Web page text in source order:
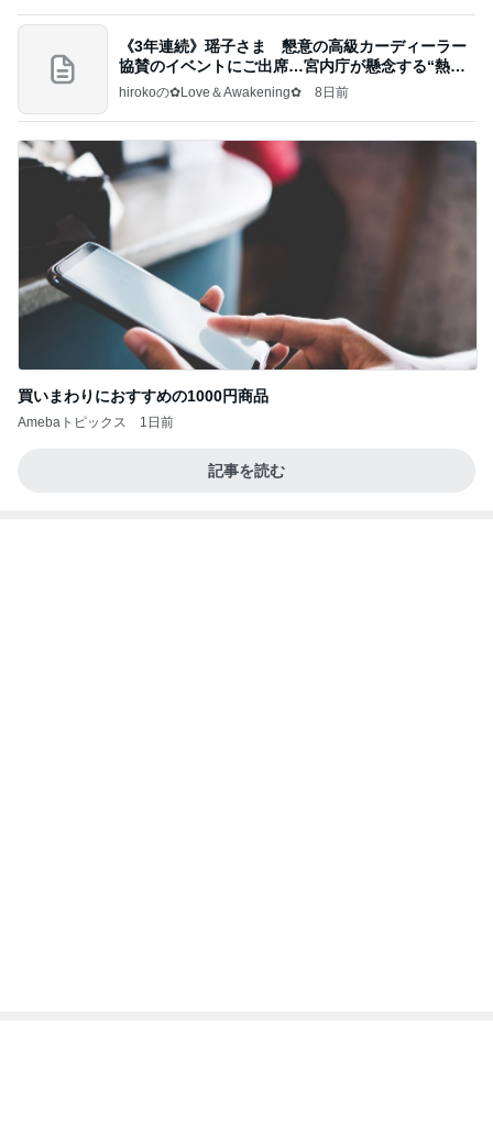
《3年連続》瑶子さま 懇意の高級カーディーラー
協賛のイベントにご出席…宮内庁が懸念する“熱心
すぎ
hirokoの✿Love＆Awakening✿ 8日前
買いまわりにおすすめの1000円商品
Amebaトピックス 1日前
記事を読む